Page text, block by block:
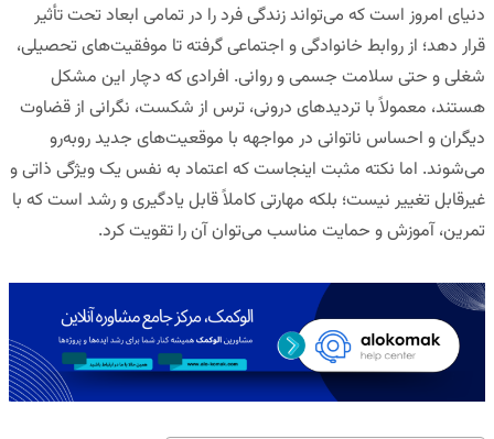
دنیای امروز است که می‌تواند زندگی فرد را در تمامی ابعاد تحت تأثیر
قرار دهد؛ از روابط خانوادگی و اجتماعی گرفته تا موفقیت‌های تحصیلی،
شغلی و حتی سلامت جسمی و روانی. افرادی که دچار این مشکل
هستند، معمولاً با تردیدهای درونی، ترس از شکست، نگرانی از قضاوت
دیگران و احساس ناتوانی در مواجهه با موقعیت‌های جدید روبه‌رو
می‌شوند. اما نکته مثبت اینجاست که اعتماد به نفس یک ویژگی ذاتی و
غیرقابل تغییر نیست؛ بلکه مهارتی کاملاً قابل یادگیری و رشد است که با
تمرین، آموزش و حمایت مناسب می‌توان آن را تقویت کرد.